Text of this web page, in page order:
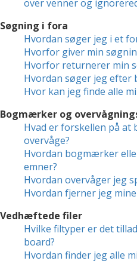
over venner og
Søgning i fora
Hvordan søger jeg i et
Hvorfor giver min
Hvorfor returnerer min
Hvordan søger jeg efter
Hvor kan jeg finde alle
Bogmærker og
Hvad er forskellen på
overvåge?
Hvordan bogmærker
emner?
Hvordan overvåger jeg
Hvordan fjerner jeg
Vedhæftede filer
Hvilke filtyper er det
board?
Hvordan finder jeg alle